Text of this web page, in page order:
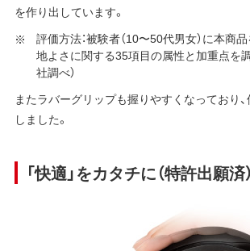
を作り出しています。
評価方法：被験者（10〜50代男女）に本商
地よさに関する35項目の属性と加重点を調
社調べ）
またラバーグリップも握りやすくなっており
しました。
「快適」をカタチに（特許出願済）